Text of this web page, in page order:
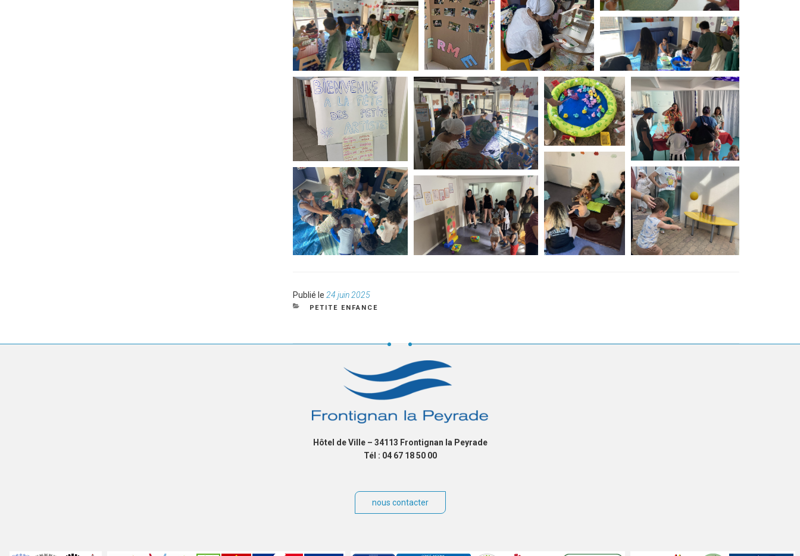
Publié le Publié
le
24 juin 2025
CATÉGORIES
PETITE ENFANCE
Hôtel de Ville – 34113 Frontignan la Peyrade
Tél : 04 67 18 50 00
nous contacter